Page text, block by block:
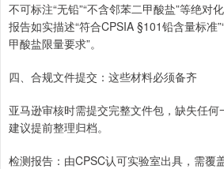
不可标注“无铅”“不含邻苯二甲酸盐”等绝对
报告如实描述“符合CPSIA §101铅含量标准
甲酸盐限量要求”。
四、合规文件提交：这些材料必须备齐
亚马逊审核时需提交完整文件包，缺失任何
建议提前整理归档。
检测报告：由CPSC认可实验室出具，需覆